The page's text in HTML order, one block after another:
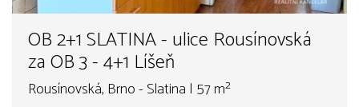
OB 2+1 SLATINA - ulice Rousínovská
za OB 3 - 4+1 Líšeň
Rousínovská, Brno - Slatina | 57 m²